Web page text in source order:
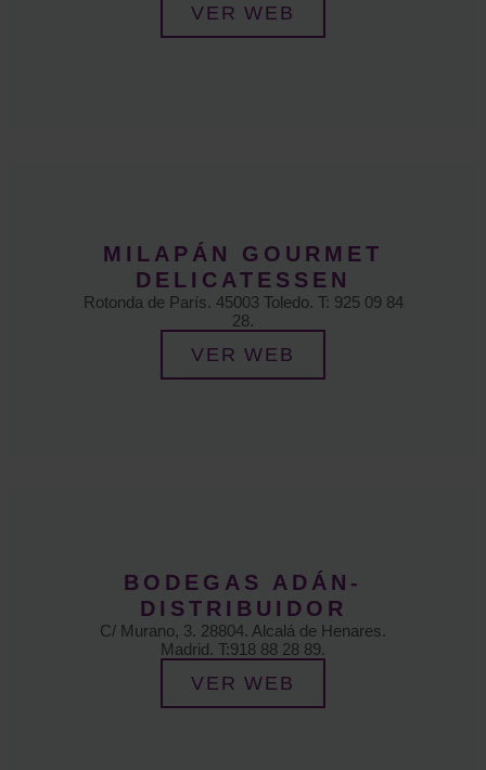
VER WEB
MILAPÁN GOURMET
DELICATESSEN
Rotonda de París. 45003 Toledo. T: 925 09 84
28.
VER WEB
BODEGAS ADÁN-
DISTRIBUIDOR
C/ Murano, 3. 28804. Alcalá de Henares.
Madrid. T:918 88 28 89.
VER WEB